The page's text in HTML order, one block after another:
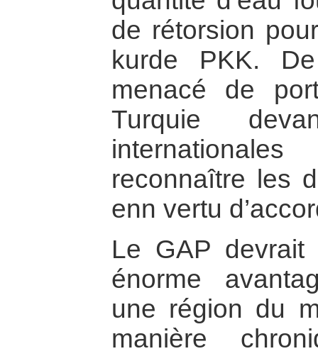
de rétorsion
kurde PKK.
menacé de
Turquie
reconnaître les
enn vertu
Le GAP
énorme
une région du
manière